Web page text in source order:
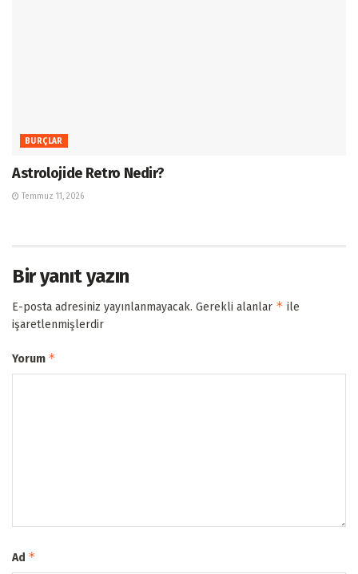
BURÇLAR
Astrolojide Retro Nedir?
Temmuz 11, 2026
Bir yanıt yazın
E-posta adresiniz yayınlanmayacak. Gerekli alanlar * ile
işaretlenmişlerdir
Yorum *
Ad *